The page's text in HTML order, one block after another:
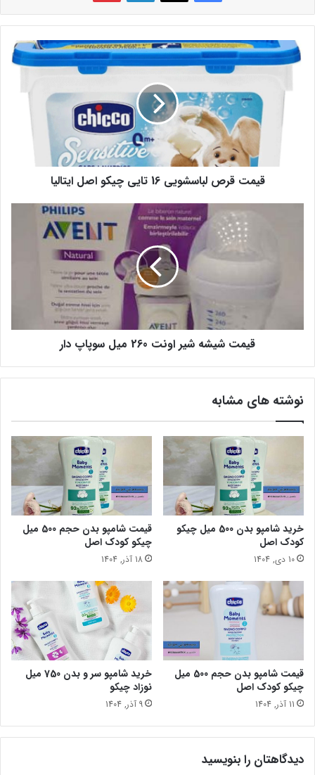
قیمت قرص لباسشویی 16 تایی چیکو اصل ایتالیا
قیمت شیشه شیر اونت 260 میل سوپاپ دار
نوشته های مشابه
خرید شامپو بدن 500 میل چیکو
کودک اصل
10 دی, 1404
قیمت شامپو بدن حجم 500 میل
چیکو کودک اصل
18 آذر, 1404
قیمت شامپو بدن حجم 500 میل
چیکو کودک اصل
11 آذر, 1404
خرید شامپو سر و بدن 750 میل
نوزاد چیکو
9 آذر, 1404
دیدگاهتان را بنویسید